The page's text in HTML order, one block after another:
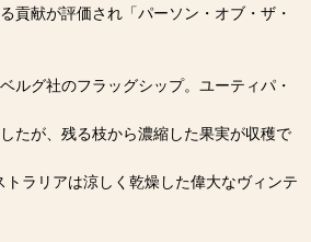
貢献が評価され「パーソン・オブ・ザ・
ルグ社のフラッグシップ。ユーティパ・
たが、残る枝から濃縮した果実が収穫で
ラリアは涼しく乾燥した偉大なヴィンテ